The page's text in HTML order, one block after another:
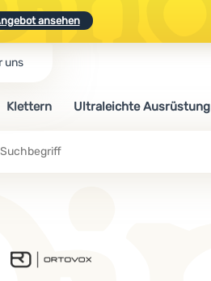
ansehen
Angebot ansehen
uns
Klettern Ultraleichte Ausrüstung